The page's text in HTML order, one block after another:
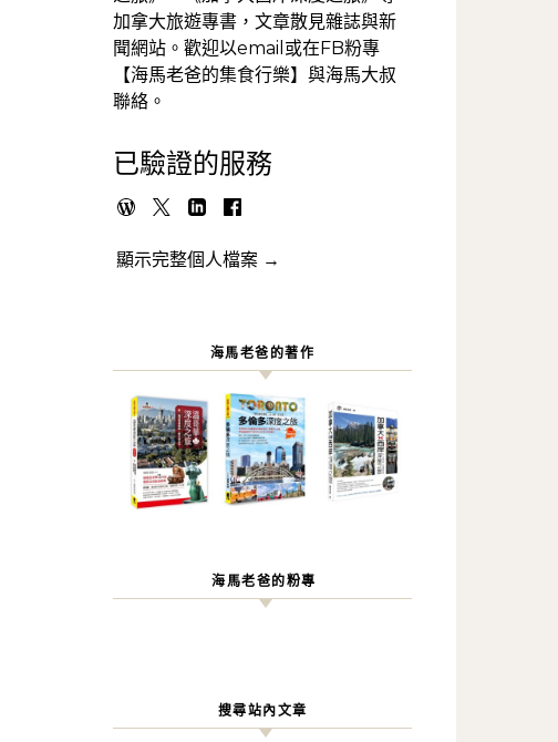
加拿大旅遊專書，文章散見雜誌與新
聞網站。歡迎以email或在FB粉專
【海馬老爸的集食行樂】與海馬大叔
聯絡。
已驗證的服務
顯示完整個人檔案 →
海馬老爸的著作
海馬老爸的粉專
搜尋站內文章